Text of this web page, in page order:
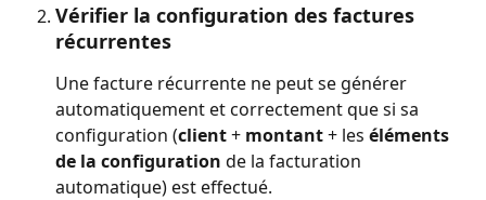
Vérifier la configuration des factures
récurrentes
Une facture récurrente ne peut se générer
automatiquement et correctement que si sa
configuration (client + montant + les éléments
de la configuration de la facturation
automatique) est effectué.